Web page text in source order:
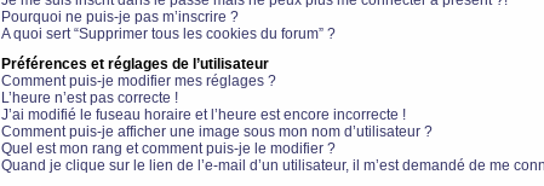
Pourquoi ne puis-je pas m’inscrire ?
A quoi sert “Supprimer tous les cookies du forum” ?
Préférences et réglages de l’utilisateur
Comment puis-je modifier mes réglages ?
L’heure n’est pas correcte !
J’ai modifié le fuseau horaire et l’heure est encore incorrecte !
Comment puis-je afficher une image sous mon nom d’utilisateur ?
Quel est mon rang et comment puis-je le modifier ?
Quand je clique sur le lien de l’e-mail d’un utilisateur, il m’est demandé de me